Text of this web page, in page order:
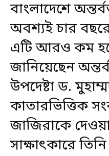
বাংলাদেশে
অবশ্যই চার
এটি আরও কম
জানিয়েছেন
উপদেষ্টা ড.
কাতারভিত্তিক
জাজিরাকে
সাক্ষাৎকারে